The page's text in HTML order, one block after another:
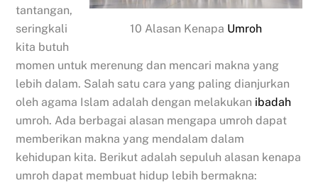
10 Alasan Kenapa Umroh
tantangan,
seringkali
kita butuh
momen untuk merenung dan mencari makna yang
lebih dalam. Salah satu cara yang paling dianjurkan
oleh agama Islam adalah dengan melakukan ibadah
umroh. Ada berbagai alasan mengapa umroh dapat
memberikan makna yang mendalam dalam
kehidupan kita. Berikut adalah sepuluh alasan kenapa
umroh dapat membuat hidup lebih bermakna: